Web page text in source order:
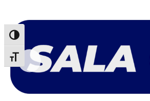
Alternar alto contraste
Alternar tamanho da fonte